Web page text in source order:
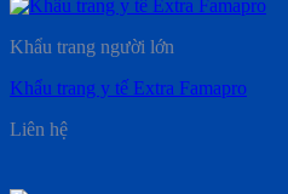
Khẩu trang người lớn
Khẩu trang y tế Extra Famapro
Liên hệ